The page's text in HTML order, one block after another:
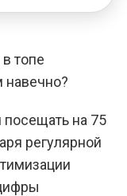
топе
навечно?
посещать на 75
регулярной